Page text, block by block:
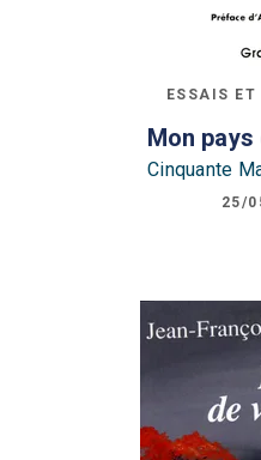
ESSAIS ET
Mon
Cinquante
25/